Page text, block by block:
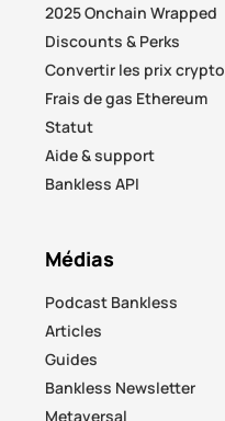
2025 Onchain Wrapped
Discounts & Perks
Convertir les prix crypto
Frais de gas Ethereum
Statut
Aide & support
Bankless API
Médias
Podcast Bankless
Articles
Guides
Bankless Newsletter
Metaversal